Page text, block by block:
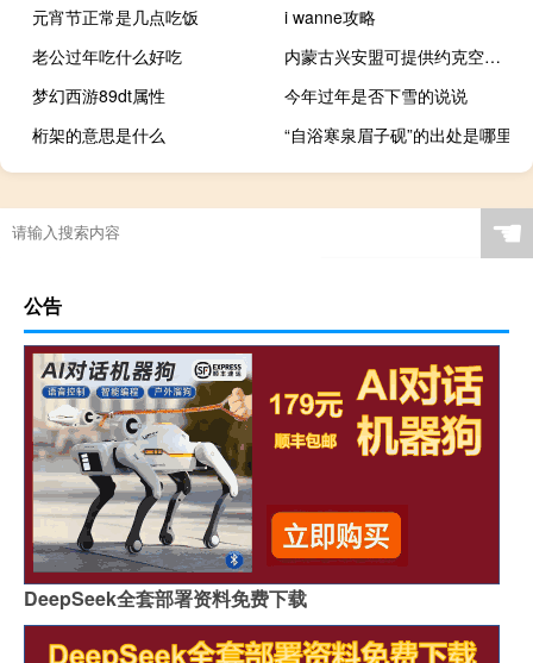
元宵节正常是几点吃饭
i wanne攻略
老公过年吃什么好吃
内蒙古兴安盟可提供约克空调维修服务地址在哪
梦幻西游89dt属性
今年过年是否下雪的说说
桁架的意思是什么
“自浴寒泉眉子砚”的出处是哪里
☚
公告
DeepSeek全套部署资料免费下载